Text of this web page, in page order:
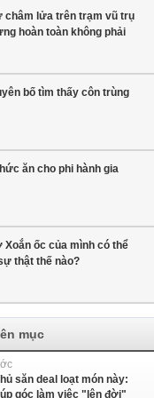
châm lửa trên trạm vũ trụ
hoàn toàn không phải
bố tìm thấy côn trùng
ăn cho phi hành gia
ốc của mình có thể
thật thế nào?
mục
săn deal loạt món này:
góc làm việc "lên đời"